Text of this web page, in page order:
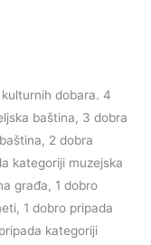
dobara. 4
baština, 3 dobra
2 dobra
kategoriji muzejska
građa, 1 dobro
1 dobro pripada
kategoriji